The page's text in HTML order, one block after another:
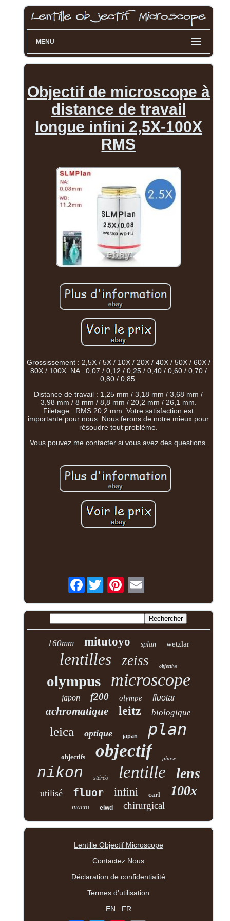
MENU
Objectif de microscope à
distance de travail
longue infini 2,5X-100X
RMS
Grossissement : 2,5X / 5X / 10X / 20X / 40X / 50X / 60X /
80X / 100X. NA : 0,07 / 0,12 / 0,25 / 0,40 / 0,60 / 0,70 /
0,80 / 0,85.
Distance de travail : 1,25 mm / 3,18 mm / 3,68 mm /
3,98 mm / 8 mm / 8,8 mm / 20,2 mm / 26,1 mm.
Filetage : RMS 20,2 mm. Votre satisfaction est
importante pour nous. Nous ferons de notre mieux pour
résoudre tout problème.
Vous pouvez me contacter si vous avez des questions.
Facebook
160mm mitutoyo splan wetzlar
lentilles zeiss objective
olympus microscope
japon f200 olympe fluotar
achromatique leitz biologique
leica optique japan plan
objectifs objectif phase
nikon stéréo lentille lens
utilisé fluor infini carl 100x
macro elwd chirurgical
Lentille Objectif Microscope
Contactez Nous
Déclaration de confidentialité
Termes d'utilisation
EN
FR